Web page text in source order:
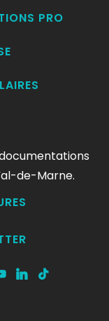
PRO
de-Marne.